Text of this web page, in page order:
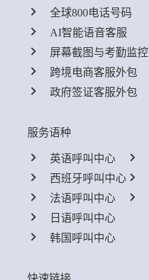
全球800电话号码
AI智能语音客服
屏幕截图与考勤监控
跨境电商客服外包
政府签证客服外包
服务语种
英语呼叫中心
西班牙呼叫中心
法语呼叫中心
日语呼叫中心
韩国呼叫中心